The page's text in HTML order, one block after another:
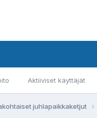
Aktiiviset käyttäjät
juhlapaikkaketjut